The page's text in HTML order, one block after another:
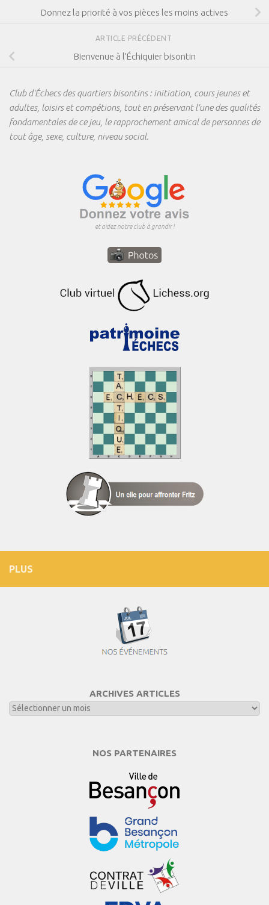
Donnez la priorité à vos pièces les moins actives
ARTICLE PRÉCÉDENT
Bienvenue à l’Échiquier bisontin
Club d'Échecs des quartiers bisontins : initiation, cours jeunes et
adultes, loisirs et compétions, tout en préservant l'une des qualités
fondamentales de ce jeu, le rapprochement amical de personnes de
tout âge, sexe, culture, niveau social.
et aidez notre club à grandir !
PLUS
ARCHIVES ARTICLES
NOS PARTENAIRES